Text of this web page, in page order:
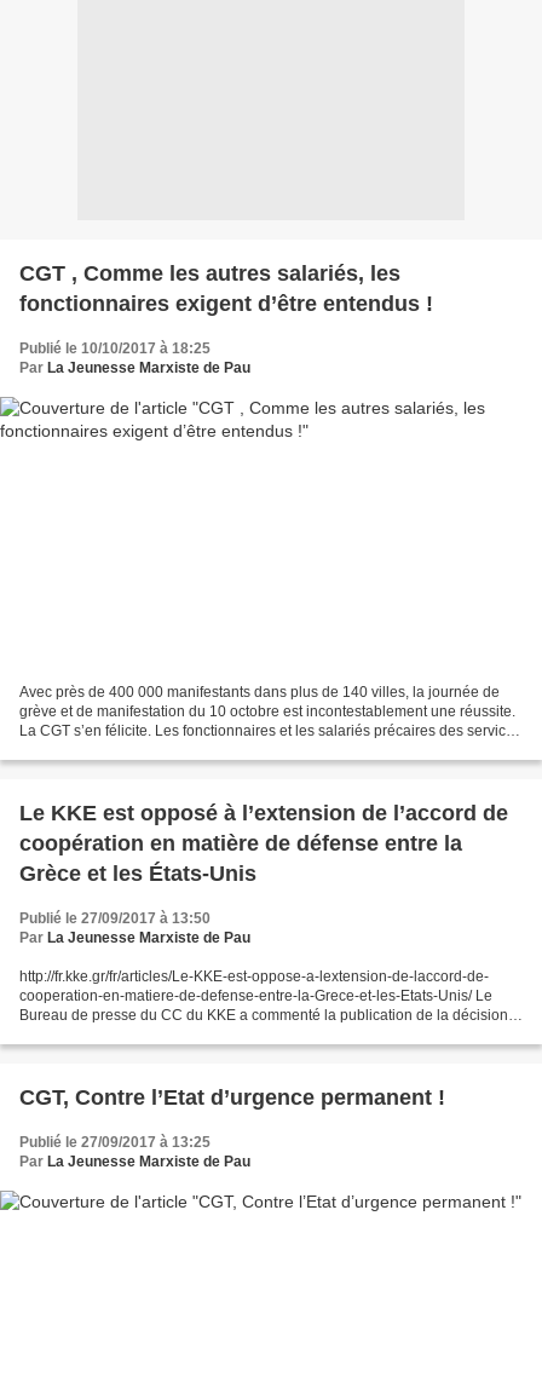
CGT , Comme les autres salariés, les
fonctionnaires exigent d’être entendus !
Publié le 10/10/2017 à 18:25
Par La Jeunesse Marxiste de Pau
Avec près de 400 000 manifestants dans plus de 140 villes, la journée de
grève et de manifestation du 10 octobre est incontestablement une réussite.
La CGT s’en félicite. Les fonctionnaires et les salariés précaires des services
Le KKE est opposé à l’extension de l’accord de
coopération en matière de défense entre la
Grèce et les États-Unis
Publié le 27/09/2017 à 13:50
Par La Jeunesse Marxiste de Pau
http://fr.kke.gr/fr/articles/Le-KKE-est-oppose-a-lextension-de-laccord-de-
cooperation-en-matiere-de-defense-entre-la-Grece-et-les-Etats-Unis/ Le
Bureau de presse du CC du KKE a commenté la publication de la décision
CGT, Contre l’Etat d’urgence permanent !
Publié le 27/09/2017 à 13:25
Par La Jeunesse Marxiste de Pau